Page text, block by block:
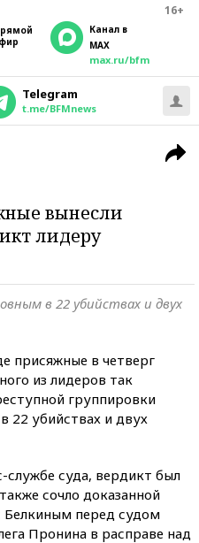
16+
Канал в
MAX
max.ru/bfm
Telegram
t.me/BFMnews
вынесли
лидеру
в 22 убийствах и двух
присяжные в четверг
из лидеров так
группировки
22 убийствах и двух
службе суда, вердикт был
сочло доказанной
Белкиным перед судом
Пронина в расправе над